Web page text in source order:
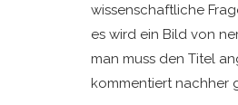
wissenschaftliche
es wird ein Bild von
man muss den Titel
kommentiert nachher